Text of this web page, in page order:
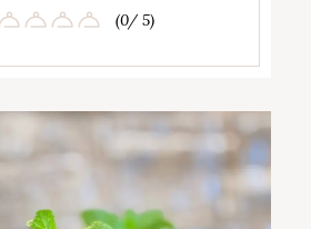
(0/ 5)